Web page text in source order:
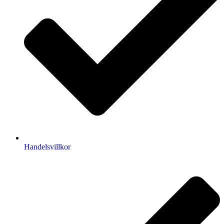
Handelsvillkor